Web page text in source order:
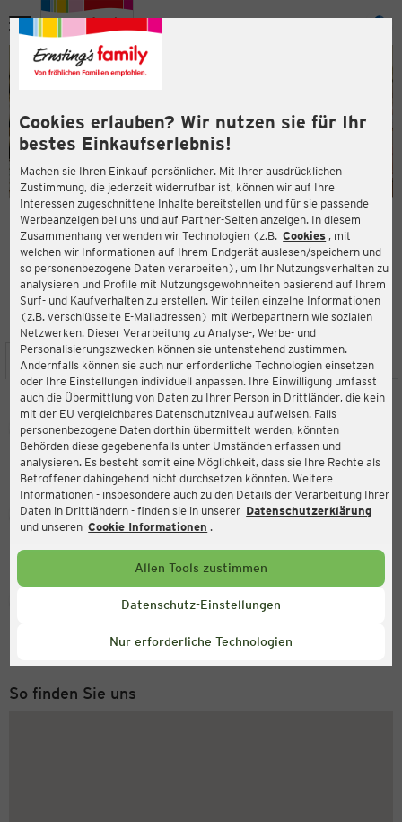
Cookies erlauben? Wir nutzen sie für Ihr
bestes Einkaufserlebnis!
Machen sie Ihren Einkauf persönlicher. Mit Ihrer ausdrücklichen
Zustimmung, die jederzeit widerrufbar ist, können wir auf Ihre
Interessen zugeschnittene Inhalte bereitstellen und für sie passende
Werbeanzeigen bei uns und auf Partner-Seiten anzeigen. In diesem
Zusammenhang verwenden wir Technologien (z.B. Cookies , mit
welchen wir Informationen auf Ihrem Endgerät auslesen/speichern und
so personenbezogene Daten verarbeiten), um Ihr Nutzungsverhalten zu
analysieren und Profile mit Nutzungsgewohnheiten basierend auf Ihrem
Surf- und Kaufverhalten zu erstellen. Wir teilen einzelne Informationen
(z.B. verschlüsselte E-Mailadressen) mit Werbepartnern wie sozialen
Netzwerken. Dieser Verarbeitung zu Analyse-, Werbe- und
Personalisierungszwecken können sie untenstehend zustimmen.
Andernfalls können sie auch nur erforderliche Technologien einsetzen
oder Ihre Einstellungen individuell anpassen. Ihre Einwilligung umfasst
auch die Übermittlung von Daten zu Ihrer Person in Drittländer, die kein
mit der EU vergleichbares Datenschutzniveau aufweisen. Falls
personenbezogene Daten dorthin übermittelt werden, könnten
Behörden diese gegebenenfalls unter Umständen erfassen und
analysieren. Es besteht somit eine Möglichkeit, dass sie Ihre Rechte als
Betroffener dahingehend nicht durchsetzen könnten. Weitere
Informationen - insbesondere auch zu den Details der Verarbeitung Ihrer
Daten in Drittländern - finden sie in unserer Datenschutzerklärung
und unseren Cookie Informationen .
Allen Tools zustimmen
Datenschutz-Einstellungen
Nur erforderliche Technologien
Menü
ERNSTING'S FAMILY FILIALE
Viktoriastr. 3
44532 Lünen
3,9
Bewertung:
STANDORT SERVICES SORTIMENT AKTIONEN
Ernsting's family
Viktoriastr. 3, 44532 Lünen
Aktuell:
Geöffnet
Service Hotline
Montag bis Freitag 8-18 Uhr
So finden Sie uns